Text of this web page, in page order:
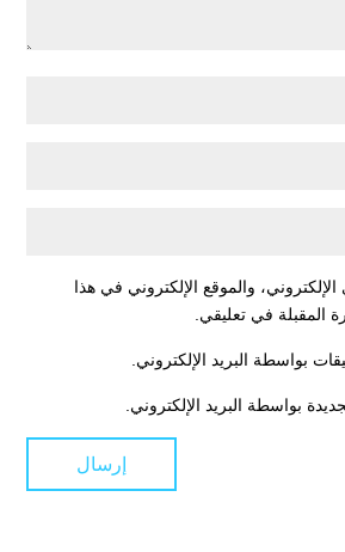
والموقع الإلكتروني في هذا
المقبلة في تعليقي.
بواسطة البريد الإلكتروني.
بواسطة البريد الإلكتروني.